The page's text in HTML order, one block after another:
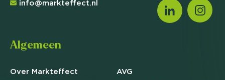
info@markteffect.nl
Algemeen
Over Markteffect
AVG